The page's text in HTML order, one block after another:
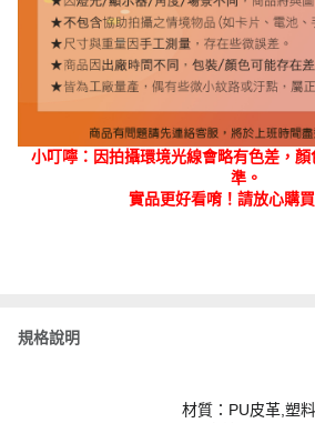
小叮嚀：因拍攝環境光線會略有色差，
準。
實品更好看唷！請放心購
規格說明
材質：PU皮革,塑料